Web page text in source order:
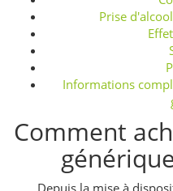
Prise
Informations
Comment
Depuis la mise à